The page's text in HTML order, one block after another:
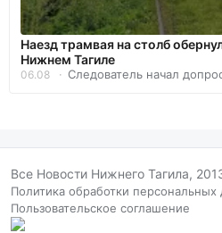
Наезд трамвая на столб
Нижнем Тагиле
06.08 Следователь начал
Все Новости Нижнего Тагила,
Политика обработки персональных
Пользовательское соглашение